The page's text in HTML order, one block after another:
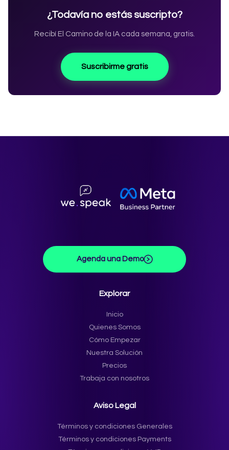
¿Todavía no estás suscripto?
Recibí El Camino de la IA cada semana, gratis.
Suscribirme gratis
Agenda una Demo
Explorar
Inicio
Quienes Somos
Cómo Empezar
Nuestra Solución
Precios
Trabaja con nosotros
Aviso Legal
Términos y condiciones Generales
Términos y condiciones Payments